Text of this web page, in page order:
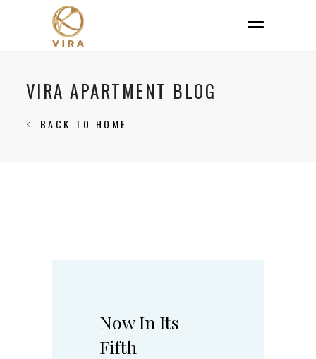
VIRA APARTMENT BLOG
BACK TO HOME
Now In Its
Fifth